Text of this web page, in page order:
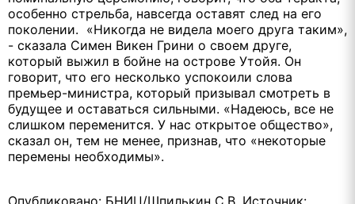
особенно стрельба, навсегда оставят след на его
поколении. «Никогда не видела моего друга таким»,
- сказала Симен Викен Грини о своем друге,
который выжил в бойне на острове Утойя. Он
говорит, что его несколько успокоили слова
премьер-министра, который призывал смотреть в
будущее и оставаться сильными. «Надеюсь, все не
слишком переменится. У нас открытое общество»,
сказал он, тем не менее, признав, что «некоторые
перемены необходимы».
Опубликовано: БНИЦ/Шпилькин С.В. Источник: